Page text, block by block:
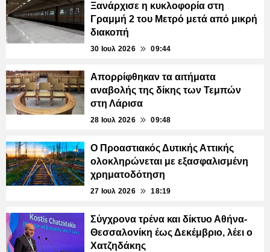
Ξανάρχισε η κυκλοφορία στη
Γραμμή 2 του Μετρό μετά από μικρή
διακοπή
30 Ιουλ 2026 09:44
Απορρίφθηκαν τα αιτήματα
αναβολής της δίκης των Τεμπών
στη Λάρισα
28 Ιουλ 2026 09:48
Ο Προαστιακός Δυτικής Αττικής
ολοκληρώνεται με εξασφαλισμένη
χρηματοδότηση
27 Ιουλ 2026 18:19
Σύγχρονα τρένα και δίκτυο Αθήνα-
Θεσσαλονίκη έως Δεκέμβριο, λέει ο
Χατζηδάκης